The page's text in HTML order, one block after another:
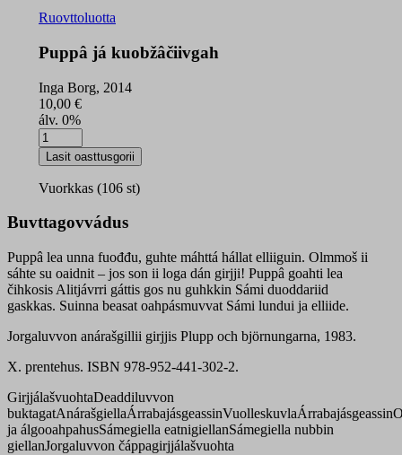
Ruovttoluotta
Puppâ já kuobžâčiivgah
Inga Borg, 2014
10,00 €
álv. 0%
Puppâ
já
kuobžâčiivgah
quantity
Lasit oasttusgorii
Vuorkkas (106 st)
Buvttagovvádus
Puppâ lea unna fuođđu, guhte máhttá hállat elliiguin. Olmmoš ii
sáhte su oaidnit – jos son ii loga dán girjji! Puppâ goahti lea
čihkosis Alitjávrri gáttis gos nu guhkkin Sámi duoddariid
gaskkas. Suinna beasat oahpásmuvvat Sámi lundui ja elliide.
Jorgaluvvon anárašgillii girjjis Plupp och björnungarna, 1983.
X. prentehus. ISBN 978-952-441-302-2.
GirjjálašvuohtaDeaddiluvvon
buktagatAnárašgiellaÁrrabajásgeassinVuolleskuvlaÁrrabajásgeassin
ja álgooahpahusSámegiella eatnigiellanSámegiella nubbin
giellanJorgaluvvon čáppagirjjálašvuohta